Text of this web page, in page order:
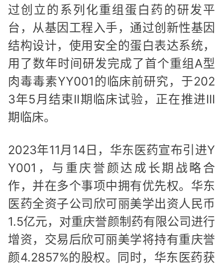
过创立的系列化重组蛋白药的研发平
台，从基因工程入手，通过创新性基因
结构设计，使用安全的蛋白表达系统，
用了数年时间研发完成了首个重组A型
肉毒毒素YY001的临床前研究，于202
3年5月结束II期临床试验，正在推进III
期临床。
2023年11月14日，华东医药宣布引进Y
Y001，与重庆誉颜达成长期战略合
作，并在多个事项中拥有优先权。华东
医药全资子公司欣可丽美学出资人民币
1.5亿元，对重庆誉颜制药有限公司进行
增资，交易后欣可丽美学将持有重庆誉
颜4.2857%的股权。同时，华东医药获